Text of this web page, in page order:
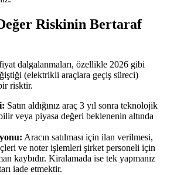
Riskinin Bertaraf
dalgalanmaları, özellikle 2026 gibi
(elektrikli araçlara geçiş süreci)
risktir.
Satın aldığınız araç 3 yıl sonra teknolojik
veya piyasa değeri beklenenin altında
Aracın satılması için ilan verilmesi,
ve noter işlemleri şirket personeli için
kaybıdır. Kiralamada ise tek yapmanız
iade etmektir.